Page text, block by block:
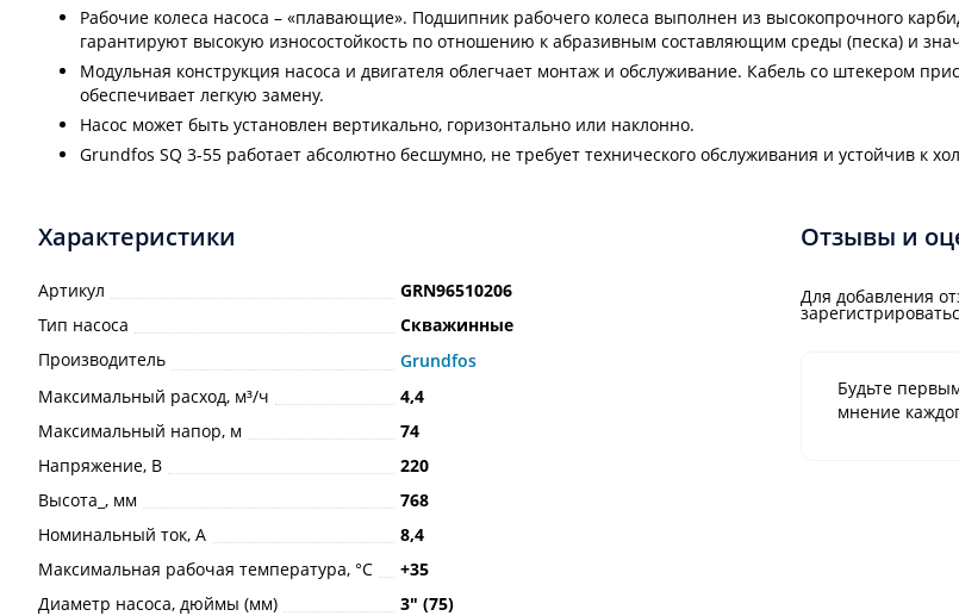
Рабочие колеса насоса – «плавающие». Подшипник рабочего колеса выполнен из высокопрочного
гарантируют высокую износостойкость по отношению к абразивным составляющим среды (песка) и
Модульная конструкция насоса и двигателя облегчает монтаж и обслуживание. Кабель со штекером
обеспечивает легкую замену.
Насос может быть установлен вертикально, горизонтально или наклонно.
Grundfos SQ 3-55 работает абсолютно бесшумно, не требует технического обслуживания и устойчив к
Характеристики
Артикул
GRN96510206
Тип насоса
Скважинные
Производитель
Grundfos
Максимальный расход, м³/ч
4,4
Максимальный напор, м
74
Напряжение, В
220
Высота_, мм
768
Номинальный ток, А
8,4
Максимальная рабочая температура, °С
+35
Диаметр насоса, дюймы (мм)
3ʺ (75)
Отзывы и
Для добавления
Будьте
мнение